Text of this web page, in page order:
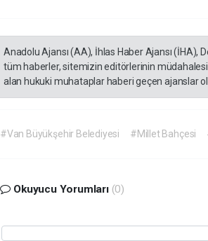
Anadolu Ajansı (AA), İhlas Haber Ajansı (İHA),
tüm haberler, sitemizin editörlerinin
alan hukuki muhataplar haberi geçen ajanslar
#Van Büyükşehir Belediyesi #Millet Bahçesi
Okuyucu Yorumları (0)